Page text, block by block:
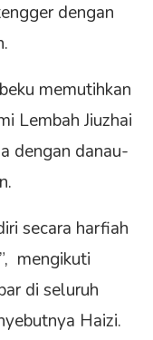
dengan
memutihkan
Lembah Jiuzhai
dengan danau-
secara harfiah
mengikuti
di seluruh
Haizi.